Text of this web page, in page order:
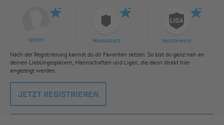
Spieler Mannschaft Wettbewerb
Nach der Registrierung kannst du dir Favoriten setzen. So bist du ganz nah an
deinen Lieblingsspielern, Mannschaften und Ligen, die dann direkt hier
angezeigt werden.
JETZT REGISTRIEREN